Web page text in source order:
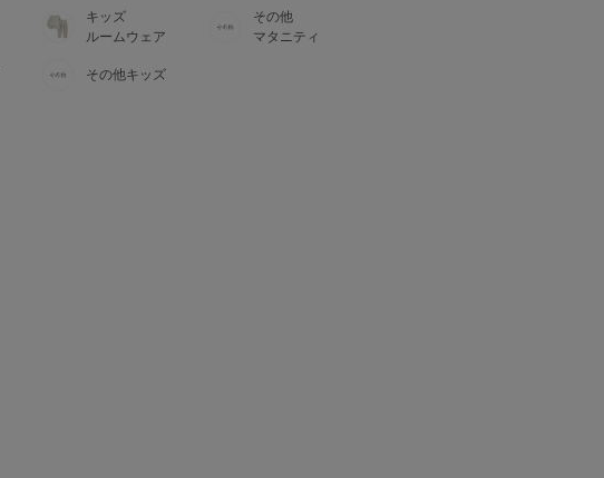
キッズ
ルームウェア
その他キッズ
その他
マタニティ